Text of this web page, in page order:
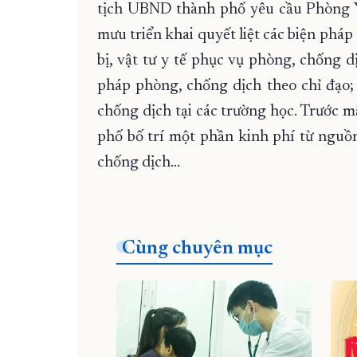
tịch UBND thành phố yêu cầu
mưu triển khai quyết liệt các biện
bị, vật tư y tế phục vụ phòng, chống
pháp phòng, chống dịch theo chỉ
chống dịch tại các trường học. Trước
phố bố trí một phần kinh phí từ
chống dịch…
Cùng chuyên mục